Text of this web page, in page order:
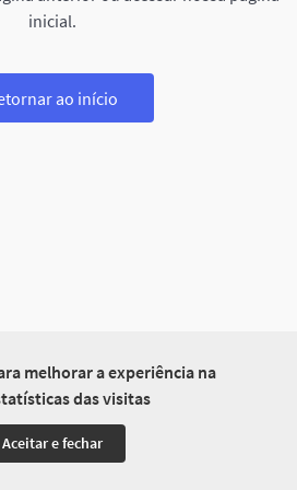
melhorar a experiência na
das visitas
Aceitar e fechar
inicial.
ao início